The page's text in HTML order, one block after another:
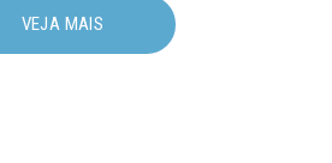
RESERVADO
VEJA MAIS